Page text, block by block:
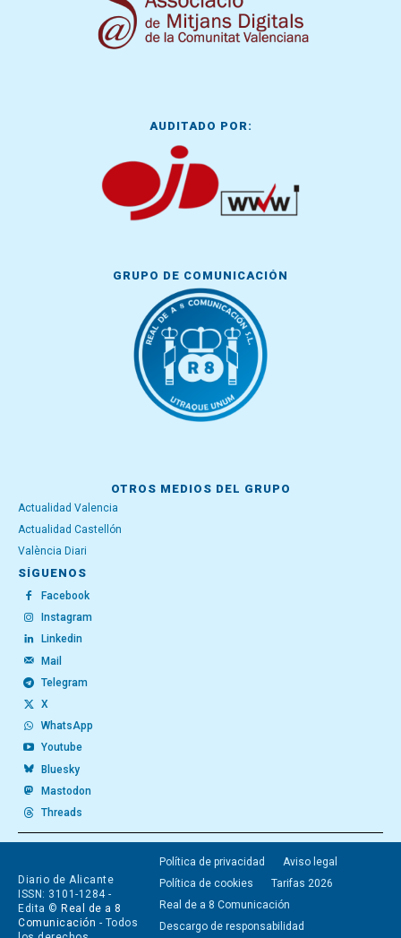
AUDITADO POR:
GRUPO DE COMUNICACIÓN
OTROS MEDIOS DEL GRUPO
Actualidad Valencia
Actualidad Castellón
València Diari
SÍGUENOS
Facebook
Instagram
Linkedin
Mail
Telegram
X
WhatsApp
Youtube
Bluesky
Mastodon
Threads
Diario de Alicante
ISSN: 3101-1284 -
Edita © Real de a 8
Comunicación - Todos
Política de privacidad
Aviso legal
Política de cookies
Tarifas 2026
Real de a 8 Comunicación
Descargo de responsabilidad